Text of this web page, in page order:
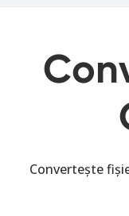
Convertește